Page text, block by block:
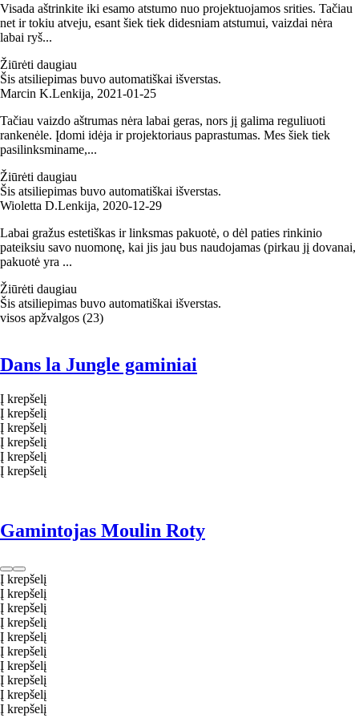
Visada aštrinkite iki esamo atstumo nuo projektuojamos srities. Tačiau
net ir tokiu atveju, esant šiek tiek didesniam atstumui, vaizdai nėra
labai ryš...
Žiūrėti daugiau
Šis atsiliepimas buvo automatiškai išverstas.
Marcin K.Lenkija, 2021‑01‑25
Tačiau vaizdo aštrumas nėra labai geras, nors jį galima reguliuoti
rankenėle. Įdomi idėja ir projektoriaus paprastumas. Mes šiek tiek
pasilinksminame,...
Žiūrėti daugiau
Šis atsiliepimas buvo automatiškai išverstas.
Wioletta D.Lenkija, 2020‑12‑29
Labai gražus estetiškas ir linksmas pakuotė, o dėl paties rinkinio
pateiksiu savo nuomonę, kai jis jau bus naudojamas (pirkau jį dovanai,
pakuotė yra ...
Žiūrėti daugiau
Šis atsiliepimas buvo automatiškai išverstas.
visos apžvalgos (23)
Dans la Jungle gaminiai
Į krepšelį
Į krepšelį
Į krepšelį
Į krepšelį
Į krepšelį
Į krepšelį
Gamintojas Moulin Roty
Į krepšelį
Į krepšelį
Į krepšelį
Į krepšelį
Į krepšelį
Į krepšelį
Į krepšelį
Į krepšelį
Į krepšelį
Į krepšelį